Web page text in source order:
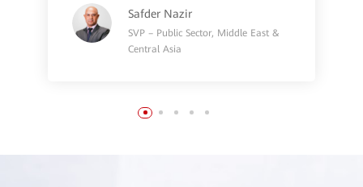
Safder Nazir
SVP – Public Sector, Middle East &
Central Asia